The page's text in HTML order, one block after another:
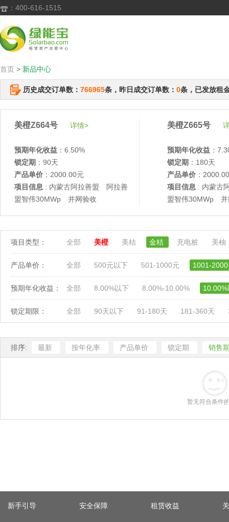
 ：400-616-1515
首页 > 新品中心
历史成交订单数： 766965条，昨日成交订单数： 0条，已发放租
美橙Z664号 详情>
预期年化收益 ：6.50%
锁定期 ：90天
产品单价 ：2000.00元
项目信息 : 内蒙古阿拉善盟 阿拉善
盟智伟30MWp 并网验收
美橙Z665号
预期年化收益 ：
锁定期 ：180天
产品单价 ：
项目信息 : 内蒙古
盟智伟30MWp 并
项目类型： 全部 美橙 美桔 金桔 充电桩 美柚
产品单价： 全部 500元以下 501-1000元 1001-
预期年化收益： 全部 8.00%以下 8.00%-10.00%
锁定期限： 全部 90天以下 91-180天 181-360天
排序: 最新 按年化率 产品单价 锁定期 销售
暂无符合条件
新手引导 安全保障 租赁收益